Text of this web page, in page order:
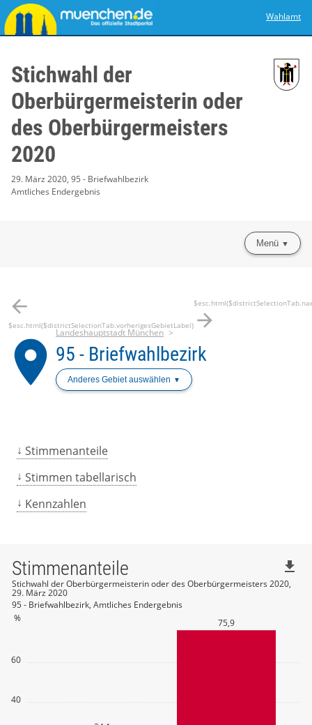
Wahlamt
Stichwahl der
Oberbürgermeisterin oder
des Oberbürgermeisters
2020
29. März 2020, 95 - Briefwahlbezirk
Amtliches Endergebnis
Menü
arrow_back
$esc.html($districtSelectionTab.vorherigesGebietLabel) arrow_forward
place
Landeshauptstadt München
95 - Briefwahlbezirk
Anderes Gebiet auswählen
Stimmenanteile
Stimmen tabellarisch
Kennzahlen
40
60
% 75,9
Stimmenanteile
Stichwahl der Oberbürgermeisterin oder des Oberbürgermeisters 2020,
29. März 2020
95 - Briefwahlbezirk, Amtliches Endergebnis
file_download